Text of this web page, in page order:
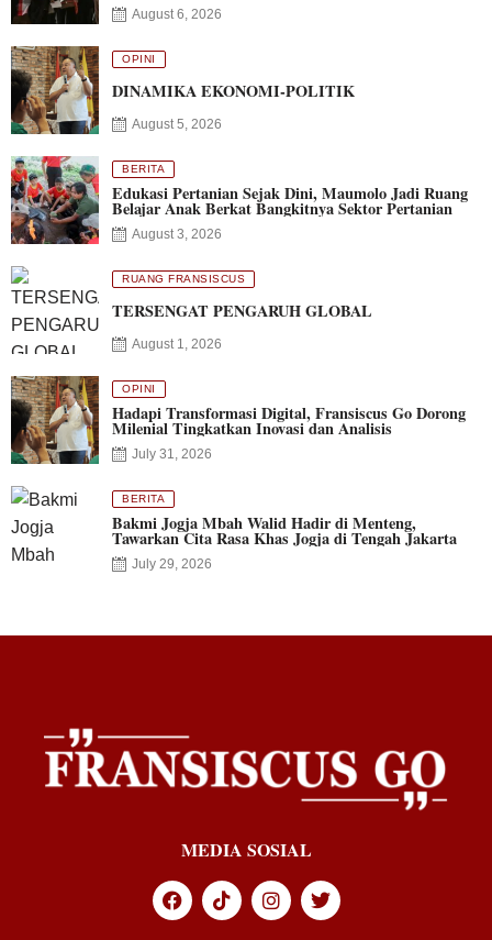
August 6, 2026
OPINI
DINAMIKA EKONOMI-POLITIK
August 5, 2026
BERITA
Edukasi Pertanian Sejak Dini, Maumolo Jadi Ruang
Belajar Anak Berkat Bangkitnya Sektor Pertanian
August 3, 2026
RUANG FRANSISCUS
TERSENGAT PENGARUH GLOBAL
August 1, 2026
OPINI
Hadapi Transformasi Digital, Fransiscus Go Dorong
Milenial Tingkatkan Inovasi dan Analisis
July 31, 2026
BERITA
Bakmi Jogja Mbah Walid Hadir di Menteng,
Tawarkan Cita Rasa Khas Jogja di Tengah Jakarta
July 29, 2026
MEDIA SOSIAL